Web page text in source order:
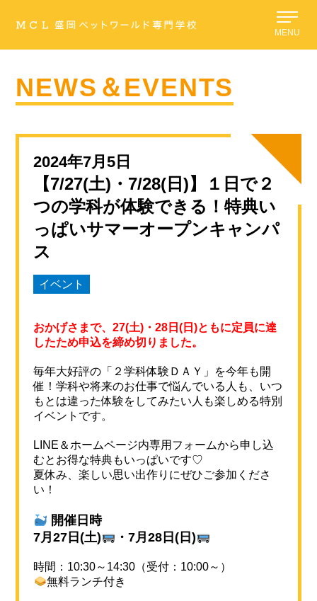
MENU
NEWS＆EVENTS
2024年7月5日
【7/27(土)・7/28(日)】１日で２
つの学科が体験できる！特典い
っぱいサマーオープンキャンパ
ス
イベント
おかげさまで、27(土)・28日(日)ともに定員に達
したため申込を締め切りました。
毎年大好評の「２学科体験ＤＡＹ」を今年も開
催！学科や将来のお仕事で悩んでいる人も、いつ
もとは違った体験をしてみたい人も楽しめる特別
イベントです。
LINE＆ホームページ内専用フォームから申し込
むとお得な特典もいっぱいです♡
夏休み、楽しい思い出作りにぜひご参加くださ
い！
開催日時
7月27日(土)
・7月28日(日)
時間：10:30～14:30（受付：10:00～）
無料ランチ付き